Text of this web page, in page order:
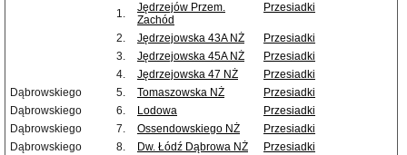
1.
Jędrzejów Przem.
Zachód
Przesiadki
2. Jędrzejowska 43A NŻ
Przesiadki
3.
Jędrzejowska 45A NŻ
Przesiadki
4.
Jędrzejowska 47 NŻ
Przesiadki
Dąbrowskiego
5. Tomaszowska NŻ
Przesiadki
Dąbrowskiego
6. Lodowa
Przesiadki
Dąbrowskiego
7. Ossendowskiego NŻ
Przesiadki
Dąbrowskiego
8. Dw. Łódź Dąbrowa NŻ
Przesiadki